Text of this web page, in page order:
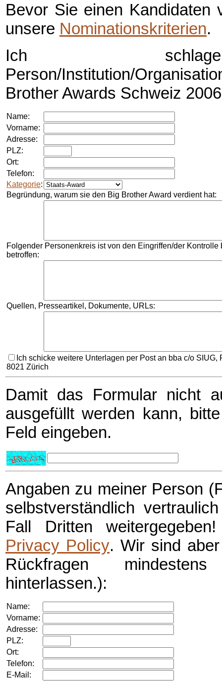
Bevor Sie einen Kandidaten
unsere Nominationskriterien.
Ich
Person/Institution/
Brother Awards Schweiz
Name:
Vorname:
Adresse:
PLZ:
Ort:
Telefon:
Kategorie:
Begründung, warum sie den Big Brother Award verdient hat:
Folgender Personenkreis ist von den Eingriffen/der Kontrolle
betroffen:
Quellen, Presseartikel, Dokumente, URLs:
Ich schicke weitere Unterlagen per Post an bba c/o SIUG,
8021 Zürich
Damit das Formular nicht
ausgefüllt werden kann,
Feld eingeben.
Angaben zu meiner Person
selbstverständlich
Fall Dritten
Privacy Policy. Wir sind
Rückfragen
hinterlassen.):
Name:
Vorname:
Adresse:
PLZ:
Ort:
Telefon:
E-Mail: